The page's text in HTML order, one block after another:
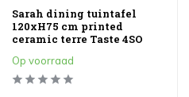
Sarah dining tuintafel
120xH75 cm printed
ceramic terre Taste 4SO
Op voorraad